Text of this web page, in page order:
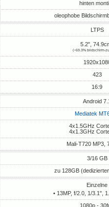
hinten
oleophobe
LTPS
5.2",
(~69.3% bildschirm-
423
16:9
Android
Mediatek
4x1.5GHz
4x1.3GHz
Mali-T720 MP3,
3/16 GB
zu 128GB
Einzelne
• 13MP, f/2.0, 1/3.1",
1080p -